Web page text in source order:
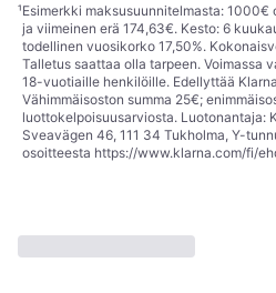
¹Esimerkki maksusuunnitelmasta: 1000€
ja viimeinen erä 174,63€. Kesto: 6
todellinen vuosikorko 17,50%.
Talletus saattaa olla tarpeen. Voimassa
18-vuotiaille henkilöille. Edellyttää
Vähimmäisoston summa 25€;
luottokelpoisuusarviosta. Luotonantaja:
Sveavägen 46, 111 34 Tukholma, Y-
osoitteesta https://www.klarna.com/fi/